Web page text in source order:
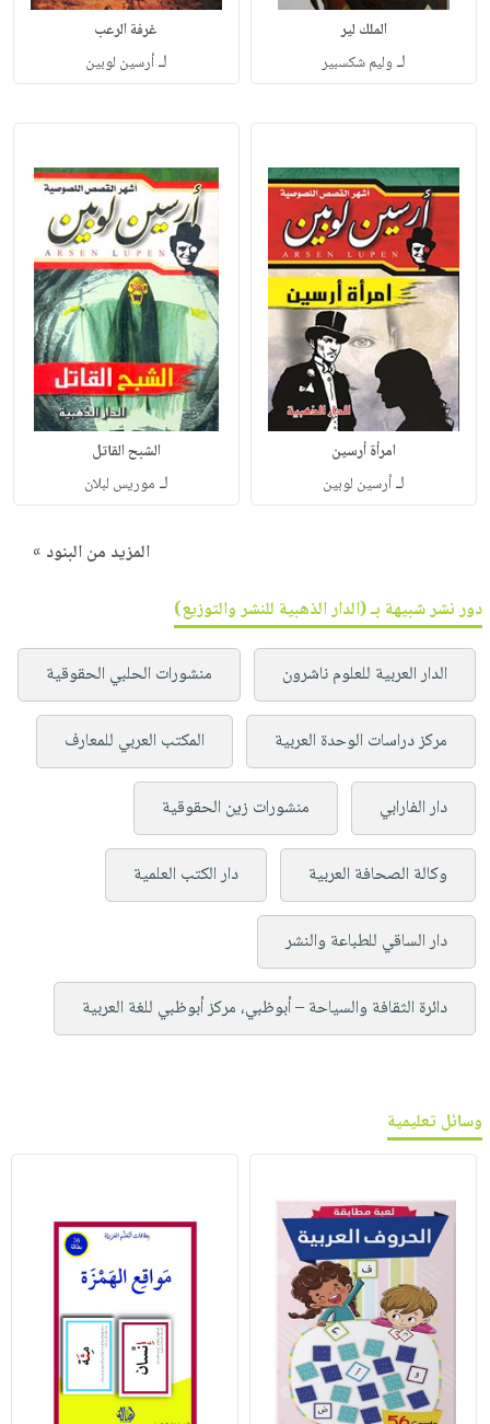
الملك لير
لـ وليم شكسبير
غرفة الرعب
لـأرسين لوبين
امرأة أرسين
لـأرسين لوبين
الشبح القاتل
لـ موريس لبلان
المزيد من البنود »
دور نشر شبيهة بـ (الدار الذهبية للنشر والتوزيع)
الدار العربية للعلوم ناشرون منشورات الحلبي الحقوقية
مركز دراسات الوحدة العربية المكتب العربي للمعارف
دار الفارابي منشورات زين الحقوقية
وكالة الصحافة العربية دار الكتب العلمية
دار الساقي للطباعة والنشر
دائرة الثقافة والسياحة – أبوظبي، مركز أبوظبي للغة العربية
وسائل تعليمية